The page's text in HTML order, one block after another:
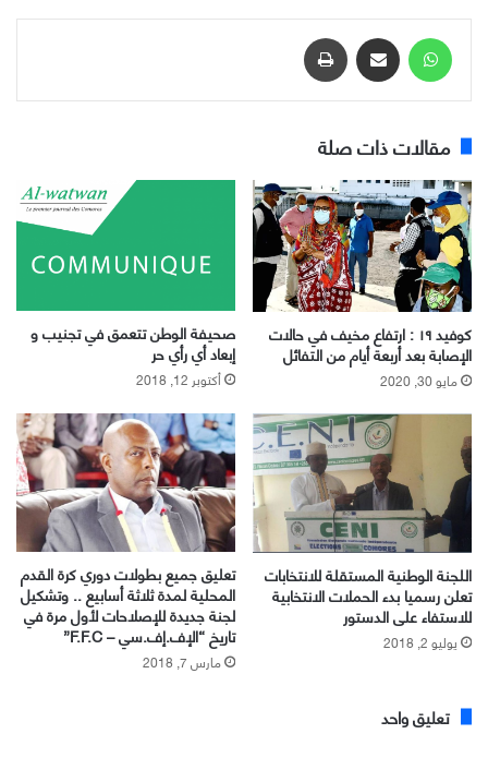
مقالات ذات صلة
كوفيد ١٩ : ارتفاع مخيف في حالات
الإصابة بعد أربعة أيام من التفائل
مايو 30, 2020
صحيفة الوطن تتعمق في تجنيب و
إبعاد أي رأي حر
أكتوبر 12, 2018
اللجنة الوطنية المستقلة للانتخابات
تعلن رسميا بدء الحملات الانتخابية
للاستفاء على الدستور
يوليو 2, 2018
تعليق جميع بطولات دوري كرة القدم
المحلية لمدة ثلاثة أسابيع .. وتشكيل
لجنة جديدة للإصلاحات لأول مرة في
تاريخ “الإف.إف.سي – F.F.C”
مارس 7, 2018
تعليق واحد